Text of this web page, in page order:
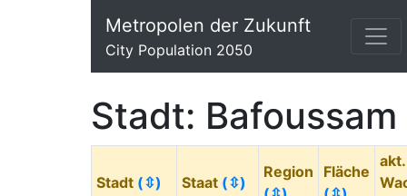
Metropolen der Zukunft
City Population 2050
Stadt: Bafoussam
Stadt (⇳) Staat (⇳)
Region
Fläche
akt.